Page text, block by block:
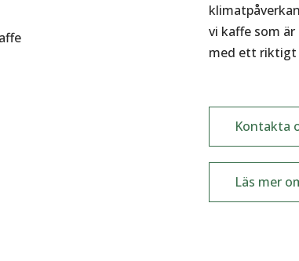
vi kaffe som
med ett riktigt
Kontakta
Läs mer